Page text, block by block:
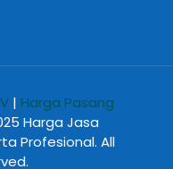
| Harga Pasang
Harga Jasa
Profesional. All